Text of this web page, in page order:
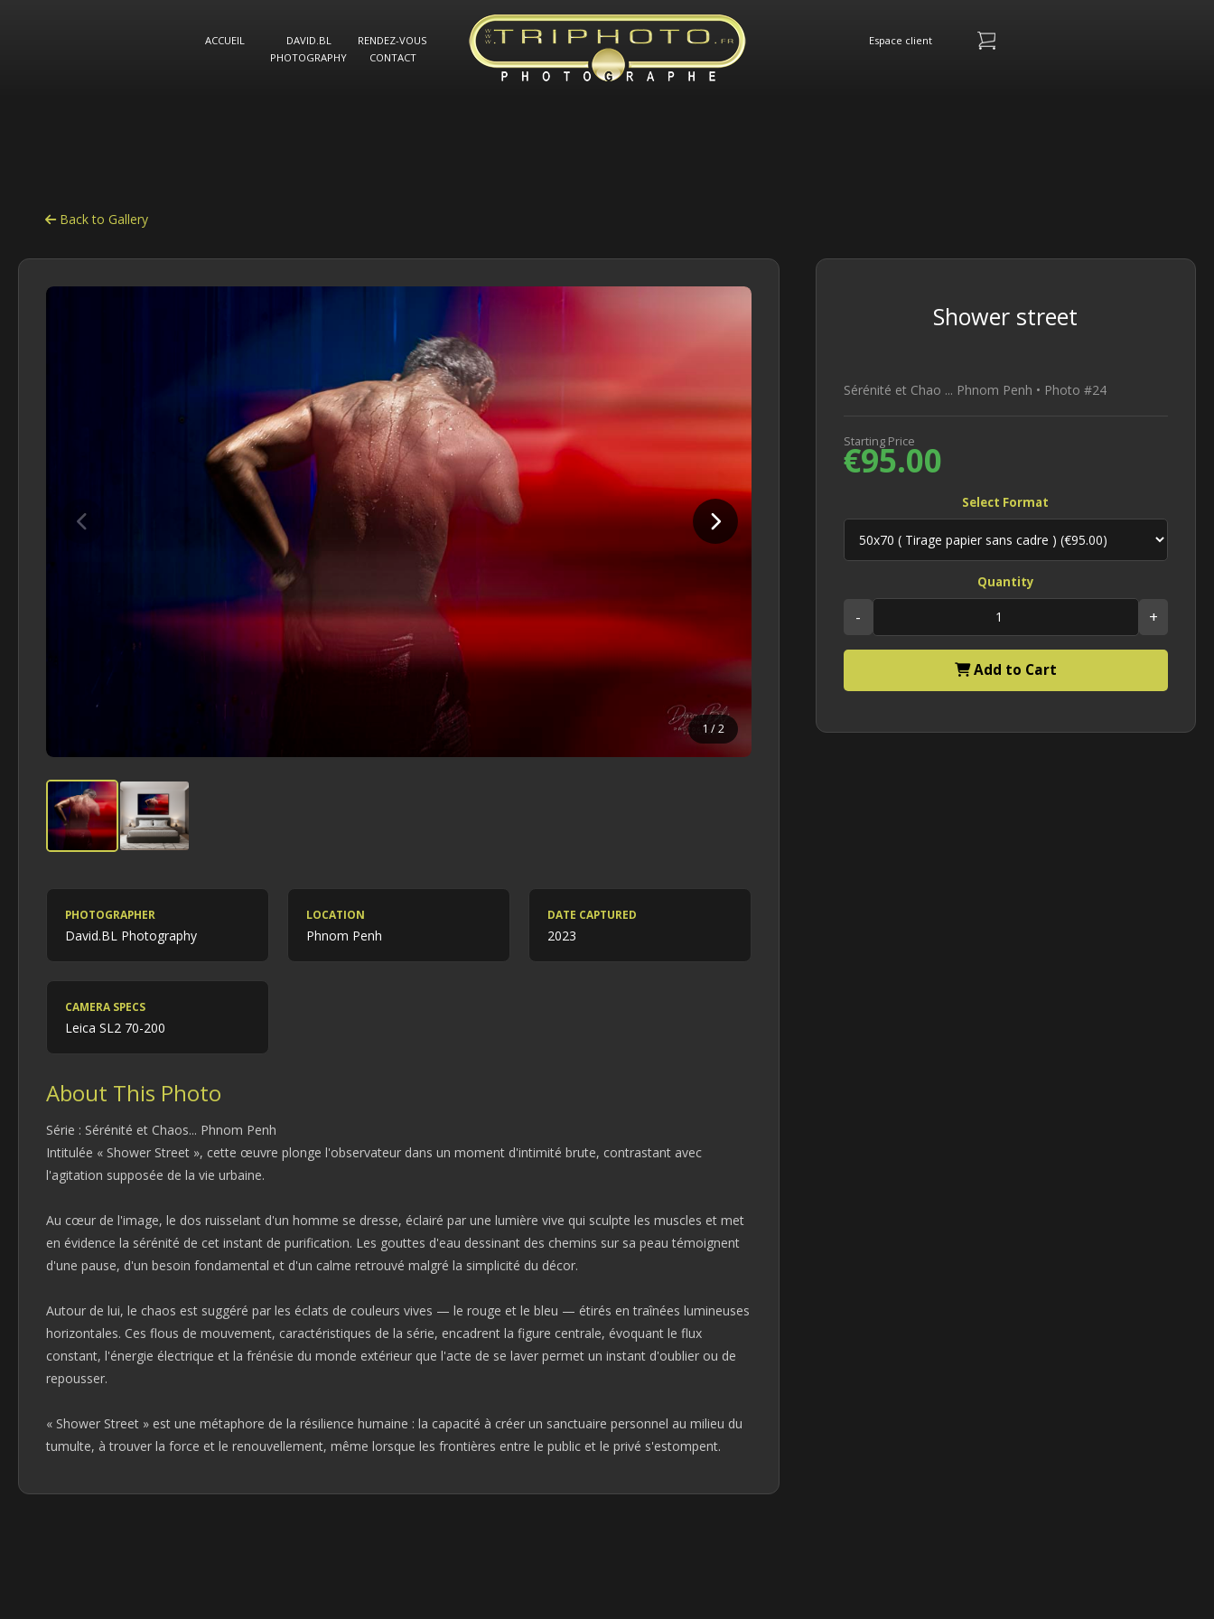
ACCUEIL
DAVID.BL
PHOTOGRAPHY
RENDEZ-VOUS
CONTACT
Espace client
Back to Gallery
1 / 2
PHOTOGRAPHER
David.BL Photography
LOCATION
Phnom Penh
DATE CAPTURED
2023
CAMERA SPECS
Leica SL2 70-200
About This Photo
Série : Sérénité et Chaos... Phnom Penh
Intitulée « Shower Street », cette œuvre plonge l'observateur dans un moment d'intimité brute, contrastant avec
l'agitation supposée de la vie urbaine.
Au cœur de l'image, le dos ruisselant d'un homme se dresse, éclairé par une lumière vive qui sculpte les muscles et met
en évidence la sérénité de cet instant de purification. Les gouttes d'eau dessinant des chemins sur sa peau témoignent
d'une pause, d'un besoin fondamental et d'un calme retrouvé malgré la simplicité du décor.
Autour de lui, le chaos est suggéré par les éclats de couleurs vives — le rouge et le bleu — étirés en traînées lumineuses
horizontales. Ces flous de mouvement, caractéristiques de la série, encadrent la figure centrale, évoquant le flux
constant, l'énergie électrique et la frénésie du monde extérieur que l'acte de se laver permet un instant d'oublier ou de
repousser.
« Shower Street » est une métaphore de la résilience humaine : la capacité à créer un sanctuaire personnel au milieu du
tumulte, à trouver la force et le renouvellement, même lorsque les frontières entre le public et le privé s'estompent.
Shower street
Sérénité et Chao ... Phnom Penh • Photo #24
Starting Price
€95.00
Select Format
Quantity
- +
Add to Cart